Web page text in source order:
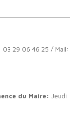
03 29 06 46 25 / Mail:
du Maire: Jeudi